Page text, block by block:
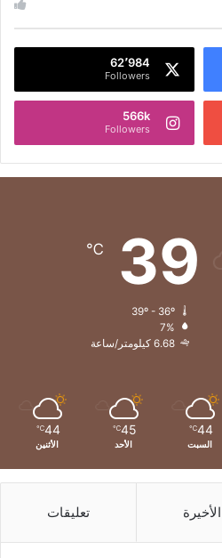
62٬984
Followers
566k
Followers
39
℃
7%
6.68 كيلومتر/ساعة
44
℃
السبت
45
℃
الأحد
44
℃
الأثنين
الأخيرة تعليقات